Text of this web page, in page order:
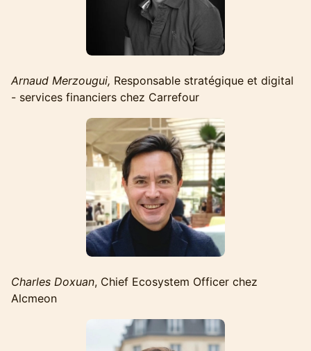
Arnaud Merzougui, Responsable stratégique et digital
- services financiers chez Carrefour
Charles Doxuan, Chief Ecosystem Officer chez
Alcmeon